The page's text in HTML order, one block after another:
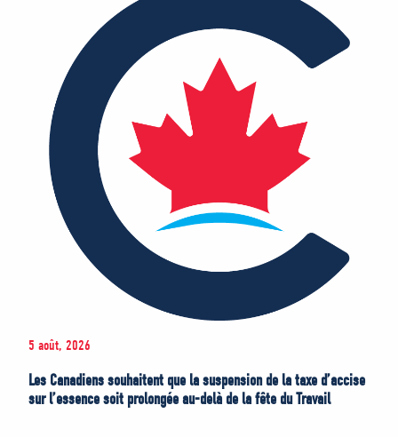
5 août, 2026
Les Canadiens souhaitent que la suspension de la taxe d’accise
sur l’essence soit prolongée au-delà de la fête du Travail